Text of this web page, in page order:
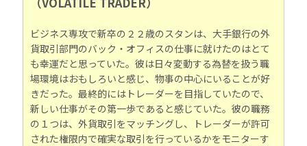
ビジネス専攻で新卒の２２歳のスタンは、大手銀行の外
貨取引部門のバック・オフィスの仕事に就けたのはとて
も幸運だと思っていた。彼は日々変動する為替を扱う職
場環境はおもしろいと感じ、物事の中心にいることが好
きだった。最終的にはトレーダーを目指していたので、
新しい仕事がその第一歩であると感じていた。彼の職務
の１つは、外貨取引をマッチングし、トレーダーが許可
された権限内で確実な取引を行っているかをモニターす